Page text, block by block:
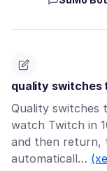
quality switches
Quality switches
watch Twitch in
and then return,
automaticall…